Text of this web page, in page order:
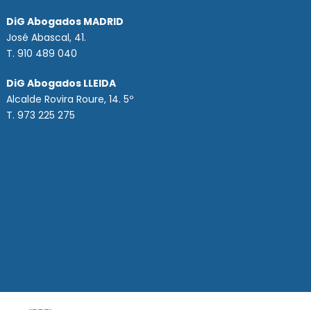
DiG Abogados MADRID
José Abascal, 41.
T.910 489 040
DiG Abogados LLEIDA
Alcalde Rovira Roure, 14. 5º
T. 973 225 275